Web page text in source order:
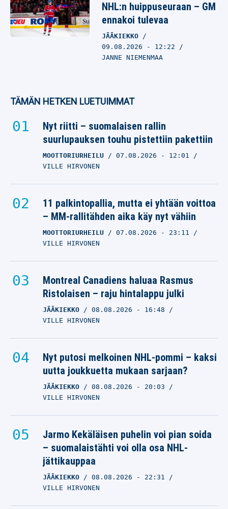
NHL:n huippuseuraan – GM
ennakoi tulevaa
JÄÄKIEKKO
09.08.2026 - 12:22
JANNE NIEMENMAA
TÄMÄN HETKEN LUETUIMMAT
Nyt riitti – suomalaisen rallin
suurlupauksen touhu pistettiin pakettiin
MOOTTORIURHEILU 07.08.2026 - 12:01
VILLE HIRVONEN
11 palkintopallia, mutta ei yhtään voittoa
– MM-rallitähden aika käy nyt vähiin
MOOTTORIURHEILU 07.08.2026 - 23:11
VILLE HIRVONEN
Montreal Canadiens haluaa Rasmus
Ristolaisen – raju hintalappu julki
JÄÄKIEKKO 08.08.2026 - 16:48
VILLE HIRVONEN
Nyt putosi melkoinen NHL-pommi – kaksi
uutta joukkuetta mukaan sarjaan?
JÄÄKIEKKO 08.08.2026 - 20:03
VILLE HIRVONEN
Jarmo Kekäläisen puhelin voi pian soida
– suomalaistähti voi olla osa NHL-
jättikauppaa
JÄÄKIEKKO 08.08.2026 - 22:31
VILLE HIRVONEN